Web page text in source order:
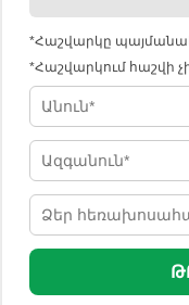
*Հաշվարկը
*Հաշվարկում հաշվի